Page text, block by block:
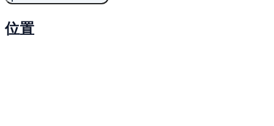
位置